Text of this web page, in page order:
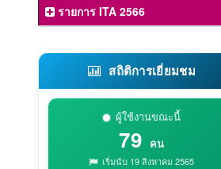
รายการ ITA 2566
สถิติการเยี่ยมชม
ผู้ใช้งานขณะนี้
79 คน
เริ่มนับ 19 สิงหาคม 2565